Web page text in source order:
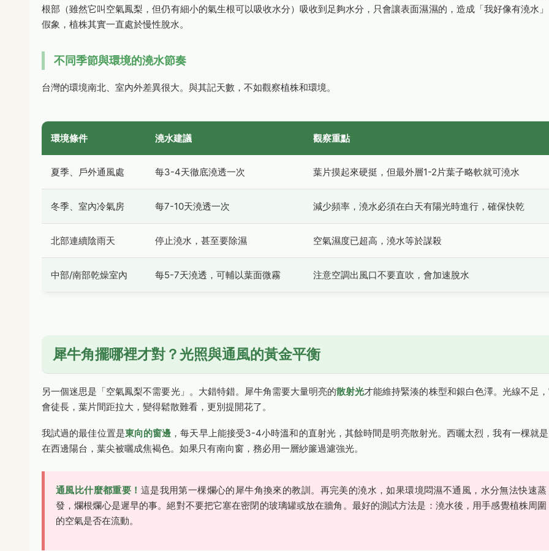
根部（雖然它叫空氣鳳梨，但仍有細小的氣生根可以吸收水分）吸收到足夠水分，只會讓表面濕濕的，造成「我好像有澆水
假象，植株其實一直處於慢性脫水。
不同季節與環境的澆水節奏
台灣的環境南北、室內外差異很大。與其記天數，不如觀察植株和環境。
環境條件 澆水建議 觀察重點
夏季、戶外通風處 每3-4天徹底澆透一次 葉片摸起來硬挺，但最外層1-2片葉子略軟就可澆水
冬季、室內冷氣房 每7-10天澆透一次 減少頻率，澆水必須在白天有陽光時進行，確保快乾
北部連續陰雨天 停止澆水，甚至要除濕 空氣濕度已超高，澆水等於謀殺
中部/南部乾燥室內 每5-7天澆透，可輔以葉面微霧 注意空調出風口不要直吹，會加速脫水
犀牛角擺哪裡才對？光照與通風的黃金平衡
另一個迷思是「空氣鳳梨不需要光」。大錯特錯。犀牛角需要大量明亮的散射光才能維持緊湊的株型和銀白色澤。光線不足
會徒長，葉片間距拉大，變得鬆散難看，更別提開花了。
我試過的最佳位置是東向的窗邊 ，每天早上能接受3-4小時溫和的直射光，其餘時間是明亮散射光。西曬太烈，我有一棵就
在西邊陽台，葉尖被曬成焦褐色。如果只有南向窗，務必用一層紗簾過濾強光。
通風比什麼都重要！ 這是我用第一棵爛心的犀牛角換來的教訓。再完美的澆水，如果環境悶濕不通風，水分無法快速蒸
發，爛根爛心是遲早的事。絕對不要把它塞在密閉的玻璃罐或放在牆角。最好的測試方法是：澆水後，用手感覺植株周圍
的空氣是否在流動。